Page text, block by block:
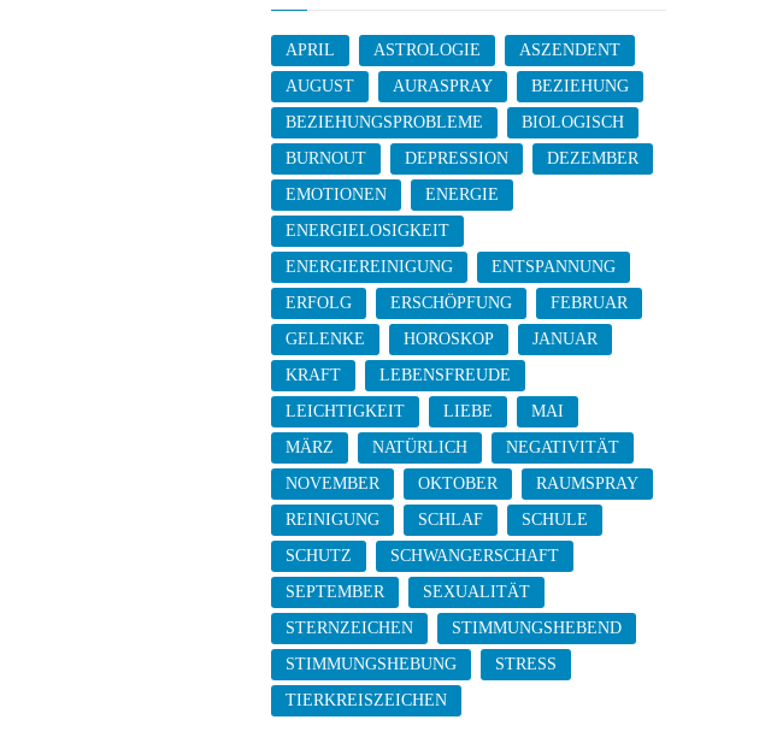
APRIL ASTROLOGIE
ASZENDENT
AUGUST
AURASPRAY
BEZIEHUNG
BEZIEHUNGSPROBLEME
BIOLOGISCH
BURNOUT
DEPRESSION
DEZEMBER
EMOTIONEN
ENERGIE
ENERGIELOSIGKEIT
ENERGIEREINIGUNG
ENTSPANNUNG
ERFOLG
ERSCHÖPFUNG
FEBRUAR
GELENKE
HOROSKOP
JANUAR
KRAFT
LEBENSFREUDE
LEICHTIGKEIT
LIEBE
MAI
MÄRZ
NATÜRLICH
NEGATIVITÄT
NOVEMBER
OKTOBER
RAUMSPRAY
REINIGUNG
SCHLAF
SCHULE
SCHUTZ
SCHWANGERSCHAFT
SEPTEMBER
SEXUALITÄT
STERNZEICHEN
STIMMUNGSHEBEND
STIMMUNGSHEBUNG
STRESS
TIERKREISZEICHEN